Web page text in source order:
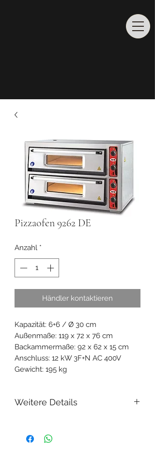
Pizzaofen 9262 DE
Anzahl *
Händler kontaktieren
Kapazität: 6+6 / Ø 30 cm
Außenmaße: 119 x 72 x 76 cm
Backammermaße: 92 x 62 x 15 cm
Anschluss: 12 kW 3F+N AC 400V
Gewicht: 195 kg
Weitere Details
Schamottsteinboden
Innenisolierung aus Steinwolle